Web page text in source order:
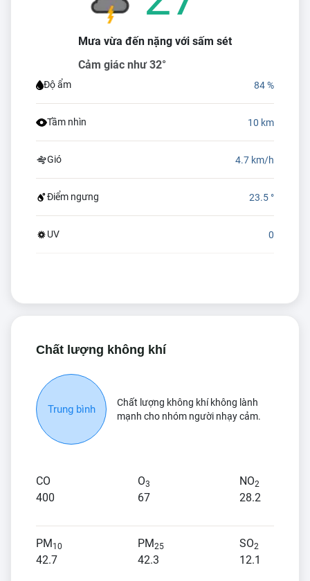
Mưa vừa đến nặng với sấm sét
Cảm giác như 32°
Độ ẩm 84 %
Tầm nhìn 10 km
Gió 4.7 km/h
Điểm ngưng 23.5 °
UV 0
Chất lượng không khí
Trung bình
Chất lượng không khí không lành
mạnh cho nhóm người nhạy cảm.
CO
400
O3
67
NO2
28.2
PM10
42.7
PM25
42.3
SO2
12.1